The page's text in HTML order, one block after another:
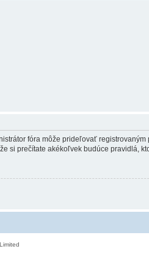
fóra môže prideľovať
si prečítate akékoľvek budúce pravidlá,